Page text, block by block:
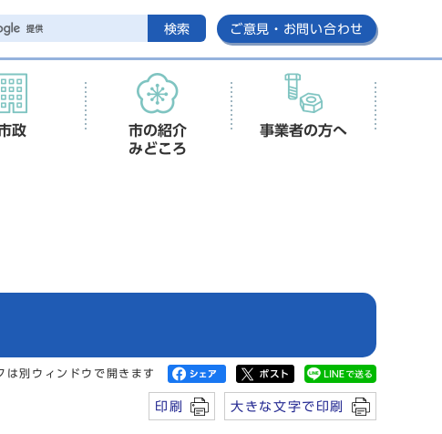
検索 ご意見・お問い合わせ
政
市の紹介
みどころ
事業者の方へ
は別ウィンドウで開きます
印刷 大きな文字で印刷